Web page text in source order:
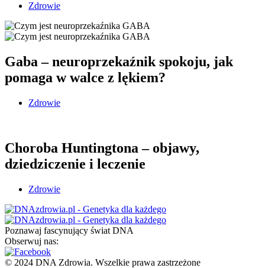
Zdrowie
Gaba – neuroprzekaźnik spokoju, jak
pomaga w walce z lękiem?
Zdrowie
Choroba Huntingtona – objawy,
dziedziczenie i leczenie
Zdrowie
Poznawaj fascynujący świat DNA
Obserwuj nas:
© 2024 DNA Zdrowia. Wszelkie prawa zastrzeżone